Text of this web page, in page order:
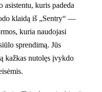
kuris padeda
klaidą iš „Sentry“ —
kuria naudojasi
sprendimą. Jūs
kažkas nutolęs įvykdo